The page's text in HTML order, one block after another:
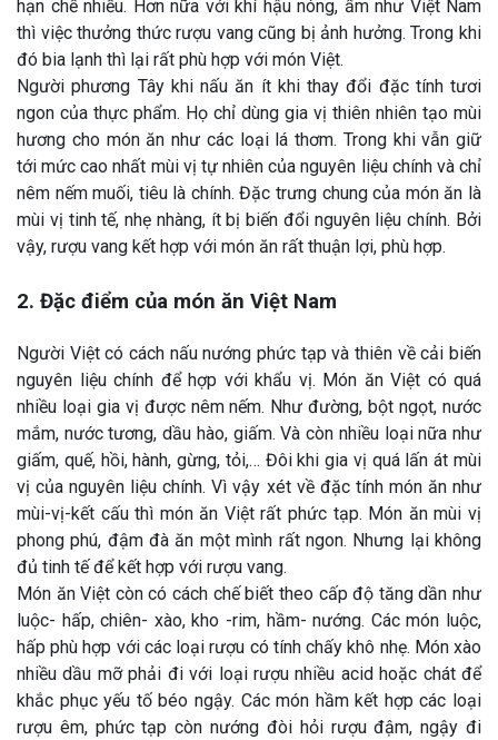
hạn chế nhiều. Hơn nữa với khí hậu nóng, ẩm như Việt Nam
thì việc thưởng thức rượu vang cũng bị ảnh hưởng. Trong khi
đó bia lạnh thì lại rất phù hợp với món Việt.
Người phương Tây khi nấu ăn ít khi thay đổi đặc tính tươi
ngon của thực phẩm. Họ chỉ dùng gia vị thiên nhiên tạo mùi
hương cho món ăn như các loại lá thơm. Trong khi vẫn giữ
tới mức cao nhất mùi vị tự nhiên của nguyên liệu chính và chỉ
nêm nếm muối, tiêu là chính. Đặc trưng chung của món ăn là
mùi vị tinh tế, nhẹ nhàng, ít bị biến đổi nguyên liệu chính. Bởi
vậy, rượu vang kết hợp với món ăn rất thuận lợi, phù hợp.
2. Đặc điểm của món ăn Việt Nam
Người Việt có cách nấu nướng phức tạp và thiên về cải biến
nguyên liệu chính để hợp với khẩu vị. Món ăn Việt có quá
nhiều loại gia vị được nêm nếm. Như đường, bột ngọt, nước
mắm, nước tương, dầu hào, giấm. Và còn nhiều loại nữa như
giấm, quế, hồi, hành, gừng, tỏi,… Đôi khi gia vị quá lấn át mùi
vị của nguyên liệu chính. Vì vậy xét về đặc tính món ăn như
mùi-vị-kết cấu thì món ăn Việt rất phức tạp. Món ăn mùi vị
phong phú, đậm đà ăn một mình rất ngon. Nhưng lại không
đủ tinh tế để kết hợp với rượu vang.
Món ăn Việt còn có cách chế biết theo cấp độ tăng dần như
luộc- hấp, chiên- xào, kho -rim, hầm- nướng. Các món luộc,
hấp phù hợp với các loại rượu có tính chấy khô nhẹ. Món xào
nhiều dầu mỡ phải đi với loại rượu nhiều acid hoặc chát để
khắc phục yếu tố béo ngậy. Các món hầm kết hợp các loại
rượu êm, phức tạp còn nướng đòi hỏi rượu đậm, ngậy đi